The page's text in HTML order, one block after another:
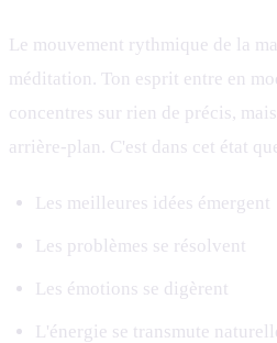
Le mouvement rythmique de la
méditation. Ton esprit entre en
concentres sur rien de précis,
arrière-plan. C'est dans cet état
Les meilleures idées émergent
Les problèmes se résolvent
Les émotions se digèrent
L'énergie se transmute